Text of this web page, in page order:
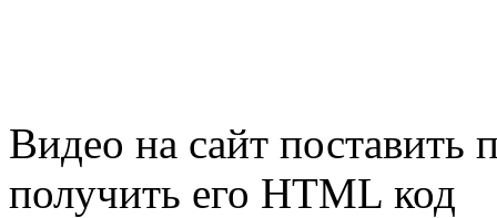
Видео на сайт поставить
получить его HTML код